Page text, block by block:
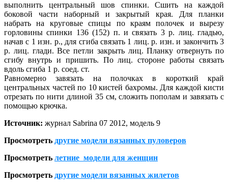
выполнить центральный шов спинки. Сшить на каждой
боковой части наборный и закрытый края. Для планки
набрать на круговые спицы по краям полочек и вырезу
горловины спинки 136 (152) п. и связать 3 р. лиц. гладью,
начав с 1 изн. р., для сгиба связать 1 лиц. р. изн. и закончить 3
р. лиц. глади. Все петли закрыть лиц. Планку отвернуть по
сгибу внутрь и пришить. По лиц. стороне работы связать
вдоль сгиба 1 р. соед. ст.
Равномерно завязать на полочках в короткий край
центральных частей по 10 кистей бахромы. Для каждой кисти
отрезать по нити длиной 35 см, сложить пополам и завязать с
помощью крючка.
Источник: журнал Sabrina 07 2012, модель 9
Просмотреть другие модели вязанных пуловеров
Просмотреть летние модели для женщин
Просмотреть другие модели вязанных жилетов